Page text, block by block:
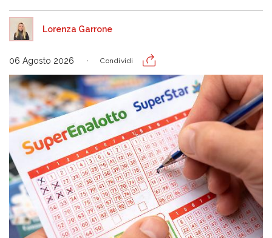
Lorenza Garrone
06 Agosto 2026 Condividi